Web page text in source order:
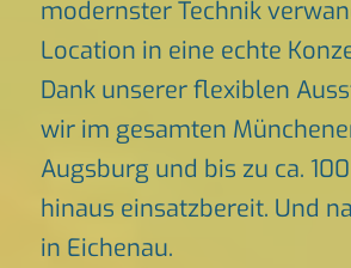
modernster Technik
Location in eine echte
Dank unserer flexiblen
wir im gesamten
Augsburg und bis zu ca.
hinaus einsatzbereit. Und
in Eichenau.